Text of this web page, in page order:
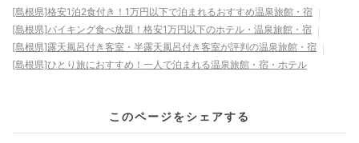
[島根県]格安1泊2食付き！1万円以下で泊まれるおすすめ温泉旅館・宿
[島根県]バイキング食べ放題！格安1万円以下のホテル・温泉旅館・宿
[島根県]露天風呂付き客室・半露天風呂付き客室が評判の温泉旅館・宿
[島根県]ひとり旅におすすめ！一人で泊まれる温泉旅館・宿・ホテル
このページをシェアする